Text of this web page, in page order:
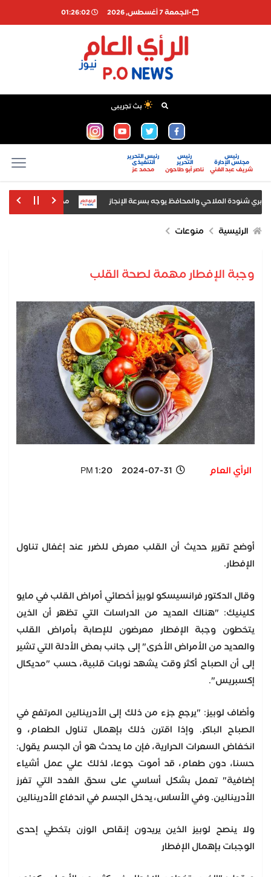
-الجمعة 7 أغسطس, 2026 01:26:03
بث تجريبى
رئيس
مجلس الإدارة
شريف عبد الغني
رئيس
التحرير
ناصر أبو طاحون
رئيس التحرير
التنفيذى
محمد عز
شنودة الملاحي والمحافظ يوجه بسرعة الإنجاز محمود الشاذلي يكتب:
الرئيسية منوعات
وجبة الإفطار مهمة لصحة القلب
الرأي العام 2024-07-31 1:20 PM
أوضح تقرير حديث أن القلب معرض للضرر عند إغفال تناول
الإفطار.
وقال الدكتور فرانسيسكو لوبيز أخصائي أمراض القلب في مايو
كلينيك: "هناك العديد من الدراسات التي تظهر أن الذين
يتخطون وجبة الإفطار معرضون للإصابة بأمراض القلب
والعديد من الأمراض الأخرى" إلى جانب بعض الأدلة التي تشير
إلى أن الصباح أكثر وقت يشهد نوبات قلبية، حسب "مديكال
إكسبريس".
وأضاف لوبيز: "يرجع جزء من ذلك إلى الأدرينالين المرتفع في
الصباح الباكر. وإذا اقترن ذلك بإهمال تناول الطعام، و
انخفاض السعرات الحرارية، فإن ما يحدث هو أن الجسم يقول:
حسنا، دون طعام، قد أموت جوعا، لذلك علي عمل أشياء
إضافية" تعمل بشكل أساسي على سحق الغدد التي تفرز
الأدرينالين. وفي الأساس، يدخل الجسم في اندفاع الأدرينالين
ولا ينصح لوبيز الذين يريدون إنقاص الوزن بتخطي إحدى
الوجبات بإهمال الإفطار